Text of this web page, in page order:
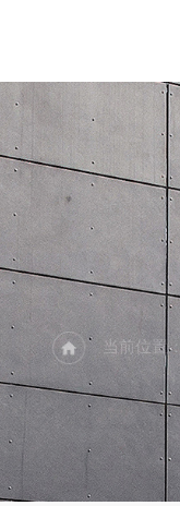
当前位置：